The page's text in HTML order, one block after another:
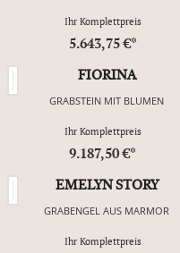
Ihr Komplettpreis
5.643,75 €*
FIORINA
GRABSTEIN MIT BLUMEN
Ihr Komplettpreis
9.187,50 €*
EMELYN STORY
GRABENGEL AUS MARMOR
Ihr Komplettpreis